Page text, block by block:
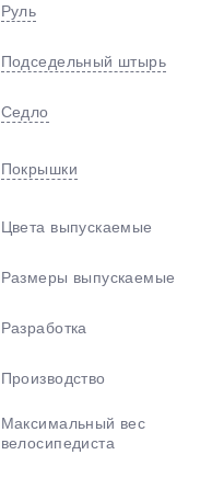
Руль
Подседельный штырь
Седло
Покрышки
Цвета выпускаемые
Размеры выпускаемые
Разработка
Производство
Максимальный вес
велосипедиста